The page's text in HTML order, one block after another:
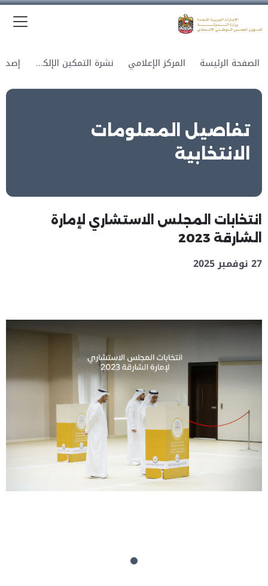
الصفحة الرئيسة المركز الإعلامي نشرة التمكين الإلكترونية
تفاصيل المعلومات
الانتخابية
انتخابات المجلس الاستشاري لإمارة
الشارقة 2023
27 نوفمبر 2025